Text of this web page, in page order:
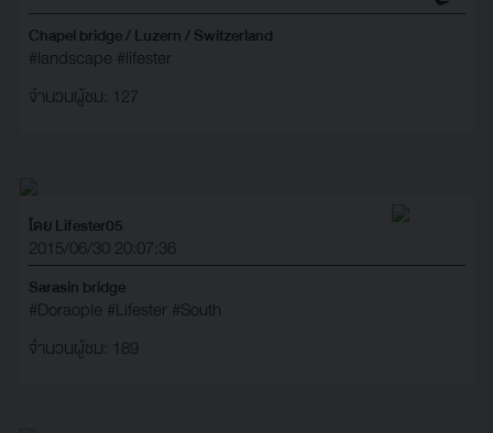
Chapel bridge / Luzern / Switzerland
#landscape #lifester
จำนวนผู้ชม: 127
โดย Lifester05
2015/06/30 20:07:36
Sarasin bridge
#Doraople #Lifester #South
จำนวนผู้ชม: 189